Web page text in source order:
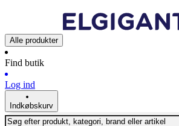
Alle produkter
Find butik
Log ind
Indkøbskurv